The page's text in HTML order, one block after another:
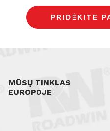
MŪSŲ TINKLAS
EUROPOJE